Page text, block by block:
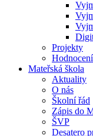
Projekty
Mateřská škola
Aktuality
O nás
Školní řád
Zápis do
ŠVP
Desatero